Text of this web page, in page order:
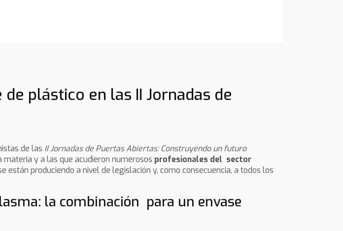
plástico en las II Jornadas de
de las II Jornadas de Puertas Abiertas: Construyendo un futuro
materia y a las que acudieron numerosos profesionales del sector
están produciendo a nivel de legislación y, como consecuencia, a todos los
la combinación para un envase